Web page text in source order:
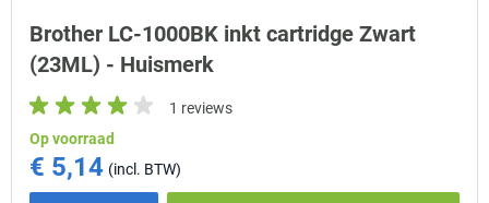
Brother LC-1000BK inkt cartridge Zwart
(23ML) - Huismerk
1 reviews
Op voorraad
€ 5,14